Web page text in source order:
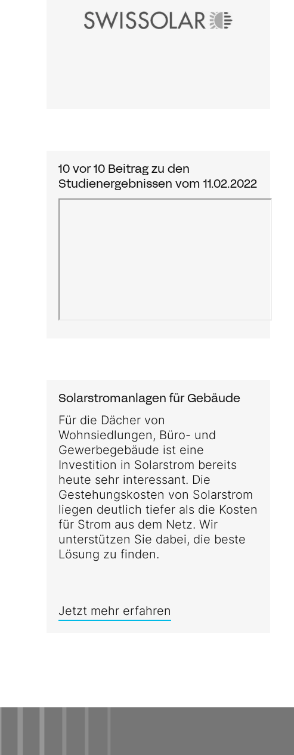
10 vor 10 Beitrag zu den
Studienergebnissen vom 11.02.2022
Solarstromanlagen für Gebäude
Für die Dächer von
Wohnsiedlungen, Büro- und
Gewerbegebäude ist eine
Investition in Solarstrom bereits
heute sehr interessant. Die
Gestehungskosten von Solarstrom
liegen deutlich tiefer als die Kosten
für Strom aus dem Netz. Wir
unterstützen Sie dabei, die beste
Lösung zu finden.
Jetzt mehr erfahren